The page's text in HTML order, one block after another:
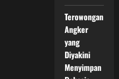
Terowongan
Angker
yang
Diyakini
Menyimpan